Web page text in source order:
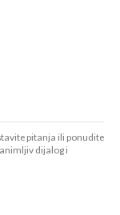
pitanja ili ponudite
dijalog i